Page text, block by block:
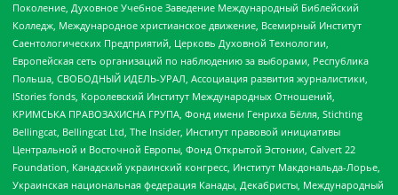
Поколение, Духовное Учебное Заведение Международный Библейский
Колледж, Международное христианское движение, Всемирный Институт
Саентологических Предприятий, Церковь Духовной Технологии,
Европейская сеть организаций по наблюдению за выборами, Республика
Польша, СВОБОДНЫЙ ИДЕЛЬ-УРАЛ, Ассоциация развития журналистики,
IStories fonds, Королевский Институт Международных Отношений,
КРИМСЬКА ПРАВОЗАХИСНА ГРУПА, Фонд имени Генриха Бёлля, Stichting
Bellingcat, Bellingcat Ltd, The Insider, Институт правовой инициативы
Центральной и Восточной Европы, Фонд Открытой Эстонии, Calvert 22
Foundation, Канадский украинский конгресс, Институт Макдональда-Лорье,
Украинская национальная федерация Канады, Декабристы, Международный